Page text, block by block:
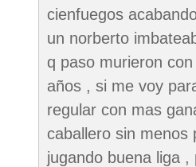
cienfuegos
un norberto
q paso murieron
años , si me voy
regular con mas
caballero sin menos
jugando buena liga